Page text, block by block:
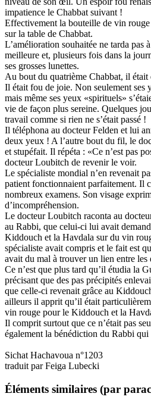
impatience le Chabbat suivant !
Effectivement la bouteille de vin
sur la table de Chabbat.
L’amélioration souhaitée ne tarda pas
meilleure et, plusieurs fois dans la
ses grosses lunettes.
Au bout du quatrième Chabbat, il était
Il était fou de joie. Non seulement ses
mais même ses yeux «spirituels»
vie de façon plus sereine. Quelques
travail comme si rien ne s’était passé !
Il téléphona au docteur Felden et lui
deux yeux ! A l’autre bout du fil, le
et stupéfait. Il répéta : «Ce n’est pas
docteur Loubitch de revenir le voir.
Le spécialiste mondial n’en revenait
patient fonctionnaient parfaitement. Il
nombreux examens. Son visage
d’incompréhension.
Le docteur Loubitch raconta au
au Rabbi, que celui-ci lui avait
Kiddouch et la Havdala sur du vin
spécialiste avait compris et le fait est
avait du mal à trouver un lien entre les
Ce n’est que plus tard qu’il étudia la
précisant que des pas précipités
que celle-ci revenait grâce au
ailleurs il apprit qu’il était
vin rouge pour le Kiddouch et la
Il comprit surtout que ce n’était pas
également la bénédiction du Rabbi
Sichat Hachavoua n°1203
traduit par Feiga Lubecki
Éléments similaires (par